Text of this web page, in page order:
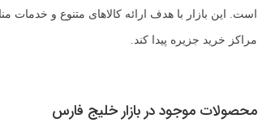
است. این بازار با هدف ارائه کالاهای متنوع و خدمات
مراکز خرید جزیره پیدا کند.
محصولات موجود در بازار خلیج فارس